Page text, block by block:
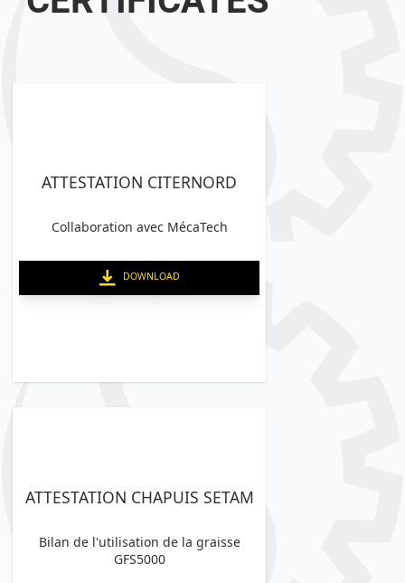
ATTESTATION CITERNORD
Collaboration avec MécaTech
DOWNLOAD
ATTESTATION CHAPUIS SETAM
Bilan de l'utilisation de la graisse
GFS5000